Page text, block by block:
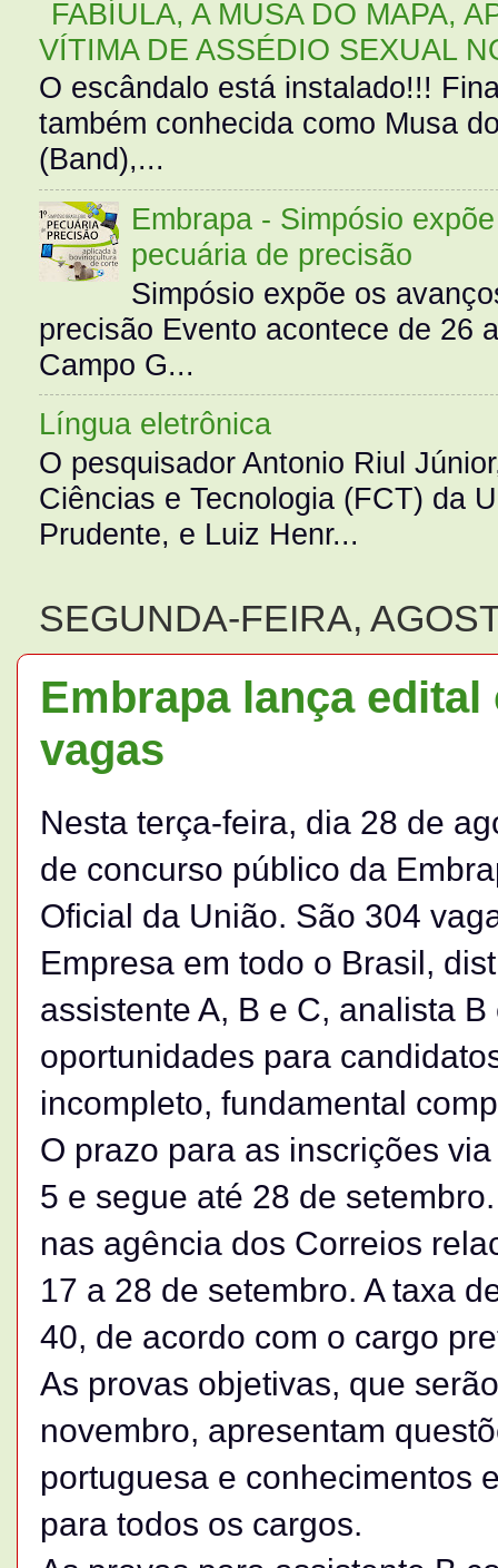
FABÍULA, A MUSA DO MAPA,
VÍTIMA DE ASSÉDIO SEXUAL
O escândalo está instalado!!!
também conhecida como Musa
(Band),...
Embrapa - Simpósio
pecuária de precisão
Simpósio expõe os
precisão Evento acontece de 26
Campo G...
Língua eletrônica
O pesquisador Antonio Riul
Ciências e Tecnologia (FCT) da
Prudente, e Luiz Henr...
SEGUNDA-FEIRA,
Embrapa lança edital
vagas
Nesta terça-feira, dia 28 de
de concurso público da
Oficial da União. São 304
Empresa em todo o Brasil,
assistente A, B e C, analista
oportunidades para
incompleto, fundamental
O prazo para as inscrições
5 e segue até 28 de
nas agência dos Correios
17 a 28 de setembro. A taxa
40, de acordo com o cargo
As provas objetivas, que
novembro, apresentam
portuguesa e conhecimentos
para todos os cargos.